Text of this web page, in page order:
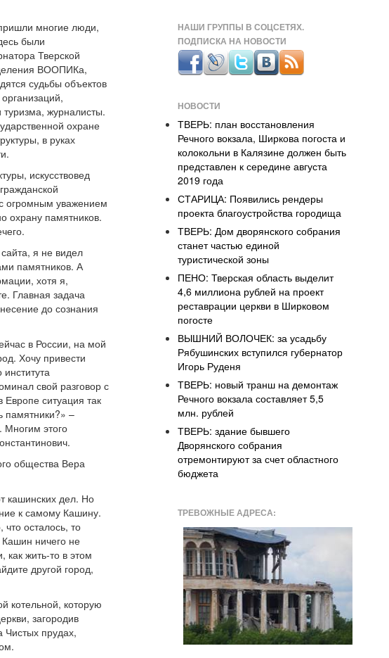
многие люди,
были
Тверской
ВООПИКа,
судьбы объектов
журналисты.
охране
в руках
искусствовед
огромным уважением
охрану памятников.
я не видел
памятников. А
хотя я,
Главная задача
до сознания
в России, на мой
Хочу привести
свой разговор с
ситуация так
памятники?» –
Многим этого
общества Вера
кашинских дел. Но
к самому Кашину.
осталось, то
ничего не
как жить-то в этом
другой город,
котельной, которую
загородив
Чистых прудах,
НАШИ ГРУППЫ В СОЦСЕТЯХ.
ПОДПИСКА НА НОВОСТИ
НОВОСТИ
ТВЕРЬ: план восстановления
Речного вокзала, Ширкова погоста и
колокольни в Калязине должен быть
представлен к середине августа
2019 года
СТАРИЦА: Появились рендеры
проекта благоустройства городища
ТВЕРЬ: Дом дворянского собрания
станет частью единой
туристической зоны
ПЕНО: Тверская область выделит
4,6 миллиона рублей на проект
реставрации церкви в Ширковом
погосте
ВЫШНИЙ ВОЛОЧЕК: за усадьбу
Рябушинских вступился губернатор
Игорь Руденя
ТВЕРЬ: новый транш на демонтаж
Речного вокзала составляет 5,5
млн. рублей
ТВЕРЬ: здание бывшего
Дворянского собрания
отремонтируют за счет областного
бюджета
ТРЕВОЖНЫЕ АДРЕСА: